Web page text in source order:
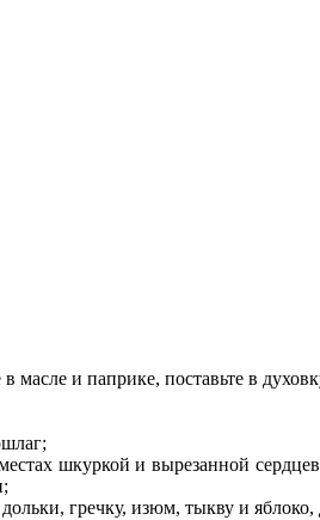
и паприке, поставьте в
шкуркой и вырезанной
гречку, изюм, тыкву и яблоко,